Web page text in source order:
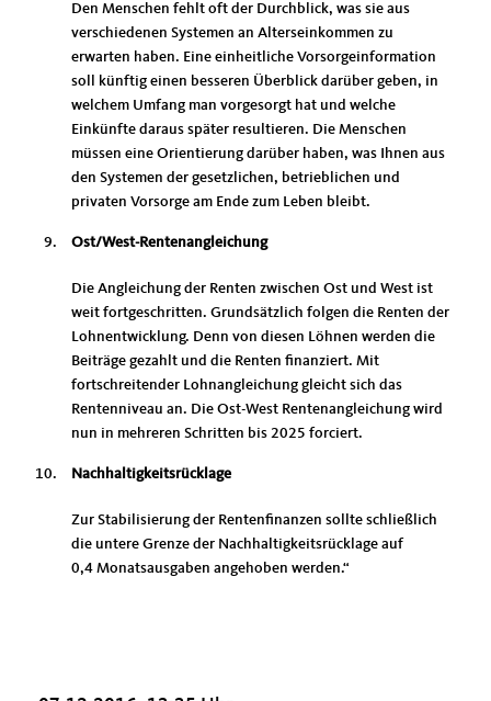
Den Menschen fehlt oft der Durchblick, was sie aus
verschiedenen Systemen an Alterseinkommen zu
erwarten haben. Eine einheitliche Vorsorgeinformation
soll künftig einen besseren Überblick darüber geben, in
welchem Umfang man vorgesorgt hat und welche
Einkünfte daraus später resultieren. Die Menschen
müssen eine Orientierung darüber haben, was Ihnen aus
den Systemen der gesetzlichen, betrieblichen und
privaten Vorsorge am Ende zum Leben bleibt.
Ost/West-Rentenangleichung
Die Angleichung der Renten zwischen Ost und West ist
weit fortgeschritten. Grundsätzlich folgen die Renten der
Lohnentwicklung. Denn von diesen Löhnen werden die
Beiträge gezahlt und die Renten finanziert. Mit
fortschreitender Lohnangleichung gleicht sich das
Rentenniveau an. Die Ost-West Rentenangleichung wird
nun in mehreren Schritten bis 2025 forciert.
Nachhaltigkeitsrücklage
Zur Stabilisierung der Rentenfinanzen sollte schließlich
die untere Grenze der Nachhaltigkeitsrücklage auf
0,4 Monatsausgaben angehoben werden.“